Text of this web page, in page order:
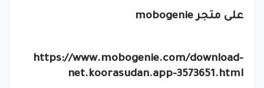
على متجرmobogenie
https://www.mobogenie.com/download-
net.koorasudan.app-3573651.html